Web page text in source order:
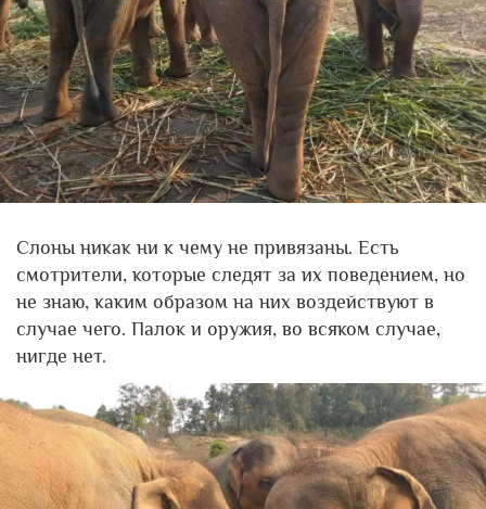
Слоны никак ни к чему не привязаны. Есть
смотрители, которые следят за их поведением, но
не знаю, каким образом на них воздействуют в
случае чего. Палок и оружия, во всяком случае,
нигде нет.